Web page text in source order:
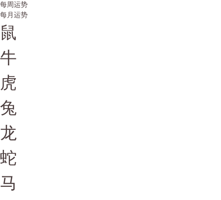
每周运势
每月运势
鼠
牛
虎
兔
龙
蛇
马